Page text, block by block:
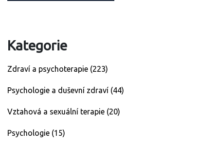
Kategorie
Zdraví a psychoterapie (223)
Psychologie a duševní zdraví (44)
Vztahová a sexuální terapie (20)
Psychologie (15)